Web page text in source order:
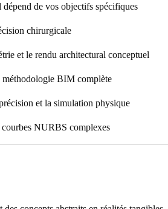
de vos objectifs spécifiques :
chirurgicale.
et le rendu architectural conceptuel.
BIM complète.
et la simulation physique.
NURBS complexes.